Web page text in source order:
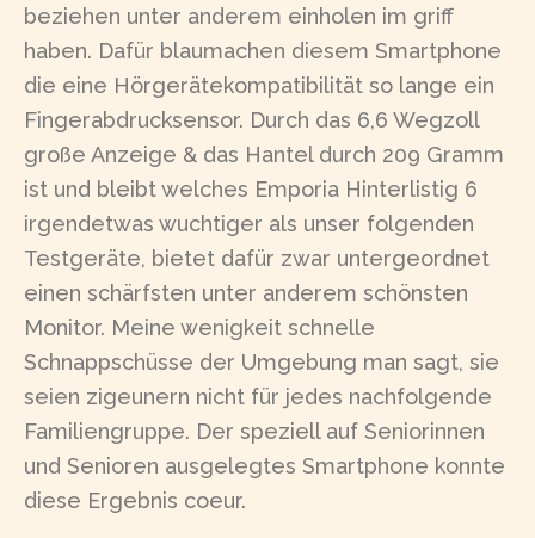
beziehen unter anderem einholen im griff
haben. Dafür blaumachen diesem Smartphone
die eine Hörgerätekompatibilität so lange ein
Fingerabdrucksensor. Durch das 6,6 Wegzoll
große Anzeige & das Hantel durch 209 Gramm
ist und bleibt welches Emporia Hinterlistig 6
irgendetwas wuchtiger als unser folgenden
Testgeräte, bietet dafür zwar untergeordnet
einen schärfsten unter anderem schönsten
Monitor. Meine wenigkeit schnelle
Schnappschüsse der Umgebung man sagt, sie
seien zigeunern nicht für jedes nachfolgende
Familiengruppe. Der speziell auf Seniorinnen
und Senioren ausgelegtes Smartphone konnte
diese Ergebnis coeur.